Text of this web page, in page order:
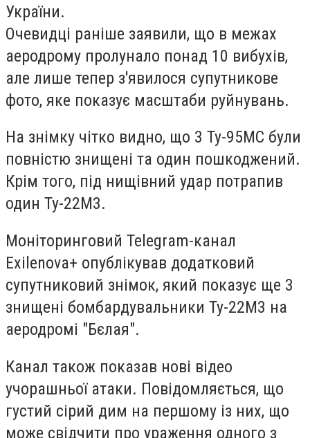
України.
Очевидці раніше заявили, що в межах
аеродрому пролунало понад 10 вибухів,
але лише тепер з'явилося супутникове
фото, яке показує масштаби руйнувань.
На знімку чітко видно, що 3 Ту-95МС були
повністю знищені та один пошкоджений.
Крім того, під нищівний удар потрапив
один Ту-22М3.
Моніторинговий Telegram-канал
Exilenova+ опублікував додатковий
супутниковий знімок, який показує ще 3
знищені бомбардувальники Ту-22М3 на
аеродромі "Бєлая".
Канал також показав нові відео
учорашньої атаки. Повідомляється, що
густий сірий дим на першому із них, що
може свідчити про ураження одного з